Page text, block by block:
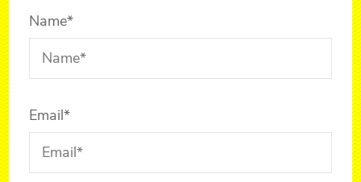
Name*
Email*